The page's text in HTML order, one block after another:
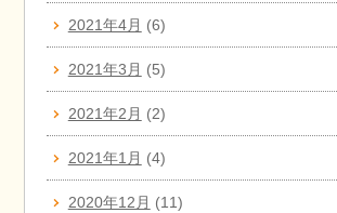
2021年4月 (6)
2021年3月 (5)
2021年2月 (2)
2021年1月 (4)
2020年12月 (11)